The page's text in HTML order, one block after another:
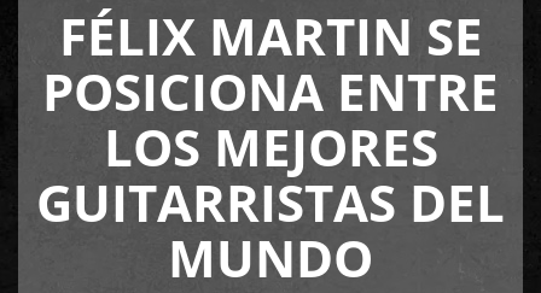
FÉLIX MARTIN SE
POSICIONA ENTRE
LOS MEJORES
GUITARRISTAS DEL
MUNDO